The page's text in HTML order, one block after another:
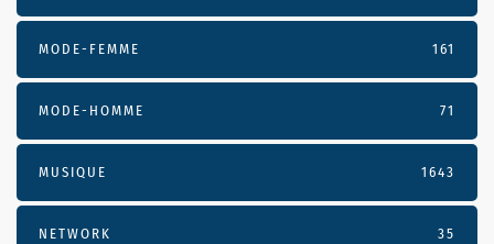
MODE-FEMME 161
MODE-HOMME 71
MUSIQUE 1643
NETWORK 35